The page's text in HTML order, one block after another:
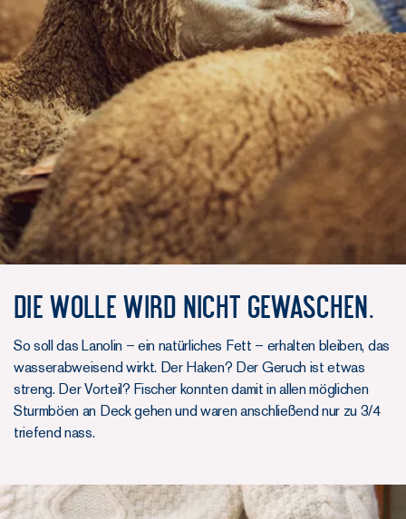
Die Wolle wird nicht gewaschen.
So soll das Lanolin – ein natürliches Fett – erhalten bleiben, das
wasserabweisend wirkt. Der Haken? Der Geruch ist etwas
streng. Der Vorteil? Fischer konnten damit in allen möglichen
Sturmböen an Deck gehen und waren anschließend nur zu 3/4
triefend nass.